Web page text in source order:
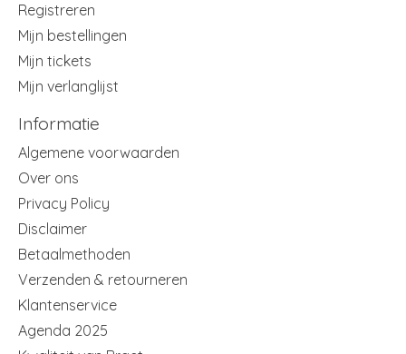
Registreren
Mijn bestellingen
Mijn tickets
Mijn verlanglijst
Informatie
Algemene voorwaarden
Over ons
Privacy Policy
Disclaimer
Betaalmethoden
Verzenden & retourneren
Klantenservice
Agenda 2025